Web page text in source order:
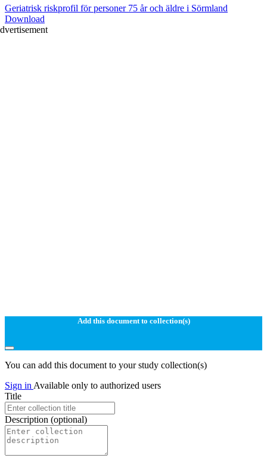
Geriatrisk riskprofil för personer 75 år och äldre i Sörmland
Download
Add this document to collection(s)
You can add this document to your study collection(s)
Sign in Available only to authorized users
Title
Description (optional)